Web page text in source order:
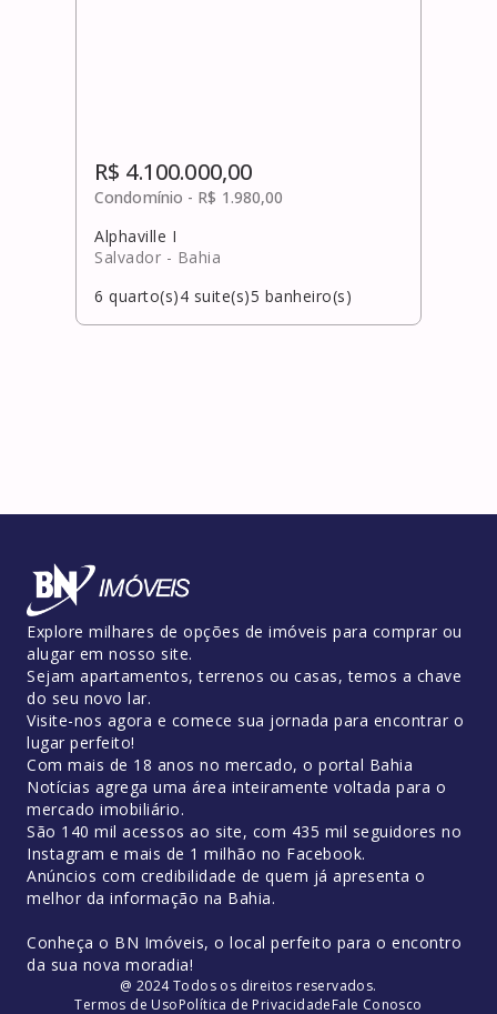
R$ 4.100.000,00
Condomínio - R$ 1.980,00
Alphaville I
Salvador - Bahia
6 quarto(s)4 suite(s)5 banheiro(s)
Explore milhares de opções de imóveis para comprar ou
alugar em nosso site.
Sejam apartamentos, terrenos ou casas, temos a chave
do seu novo lar.
Visite-nos agora e comece sua jornada para encontrar o
lugar perfeito!
Com mais de 18 anos no mercado, o portal Bahia
Notícias agrega uma área inteiramente voltada para o
mercado imobiliário.
São 140 mil acessos ao site, com 435 mil seguidores no
Instagram e mais de 1 milhão no Facebook.
Anúncios com credibilidade de quem já apresenta o
melhor da informação na Bahia.
Conheça o BN Imóveis, o local perfeito para o encontro
da sua nova moradia!
@ 2024 Todos os direitos reservados.
Termos de UsoPolítica de PrivacidadeFale Conosco